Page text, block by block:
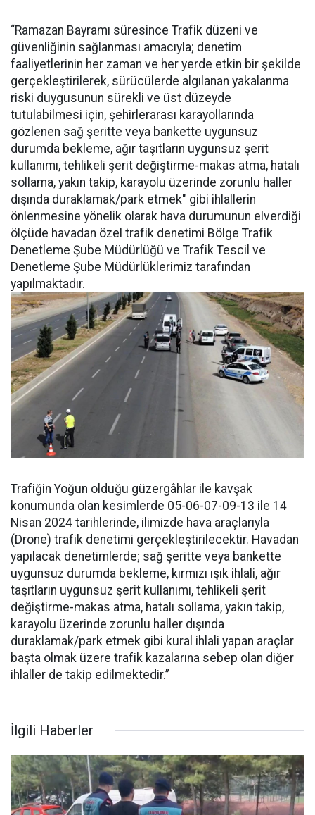
“Ramazan Bayramı süresince Trafik düzeni ve
güvenliğinin sağlanması amacıyla; denetim
faaliyetlerinin her zaman ve her yerde etkin bir şekilde
gerçekleştirilerek, sürücülerde algılanan yakalanma
riski duygusunun sürekli ve üst düzeyde
tutulabilmesi için, şehirlerarası karayollarında
gözlenen sağ şeritte veya bankette uygunsuz
durumda bekleme, ağır taşıtların uygunsuz şerit
kullanımı, tehlikeli şerit değiştirme-makas atma, hatalı
sollama, yakın takip, karayolu üzerinde zorunlu haller
dışında duraklamak/park etmek" gibi ihlallerin
önlenmesine yönelik olarak hava durumunun elverdiği
ölçüde havadan özel trafik denetimi Bölge Trafik
Denetleme Şube Müdürlüğü ve Trafik Tescil ve
Denetleme Şube Müdürlüklerimiz tarafından
yapılmaktadır.
Trafiğin Yoğun olduğu güzergâhlar ile kavşak
konumunda olan kesimlerde 05-06-07-09-13 ile 14
Nisan 2024 tarihlerinde, ilimizde hava araçlarıyla
(Drone) trafik denetimi gerçekleştirilecektir. Havadan
yapılacak denetimlerde; sağ şeritte veya bankette
uygunsuz durumda bekleme, kırmızı ışık ihlali, ağır
taşıtların uygunsuz şerit kullanımı, tehlikeli şerit
değiştirme-makas atma, hatalı sollama, yakın takip,
karayolu üzerinde zorunlu haller dışında
duraklamak/park etmek gibi kural ihlali yapan araçlar
başta olmak üzere trafik kazalarına sebep olan diğer
ihlaller de takip edilmektedir.”
İlgili Haberler